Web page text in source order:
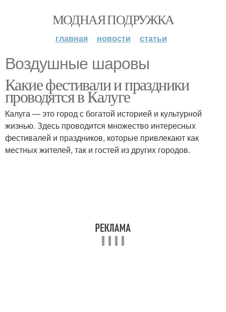
МОДНАЯ ПОДРУЖКА
главная новости статьи
Воздушные шаровы
Какие фестивали и праздники
проводятся в Калуге
Калуга — это город с богатой историей и культурной
жизнью. Здесь проводится множество интересных
фестивалей и праздников, которые привлекают как
местных жителей, так и гостей из других городов.